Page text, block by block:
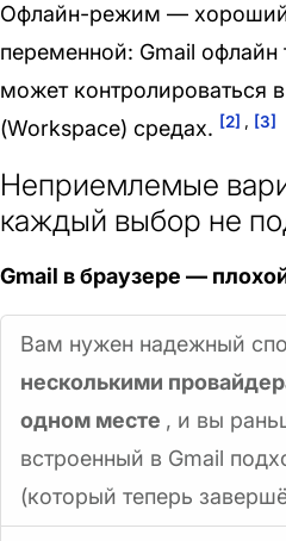
Офлайн-режим —
переменной: Gmail офлайн
может контролироваться
(Workspace) средах. [2] , [3]
Неприемлемые
каждый выбор не
Gmail в браузере —
Вам нужен надежный
несколькими
одном месте , и вы
встроенный в Gmail
(который теперь